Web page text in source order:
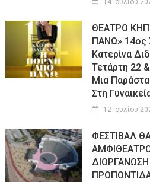
14 Ιουλίου
ΘΕΑΤΡΟ
ΠΑΝΩ»
Κατερίνα
Τετάρτη 22
Μια
Στη
12 Ιουλίου
ΦΕΣΤΙΒΑΛ